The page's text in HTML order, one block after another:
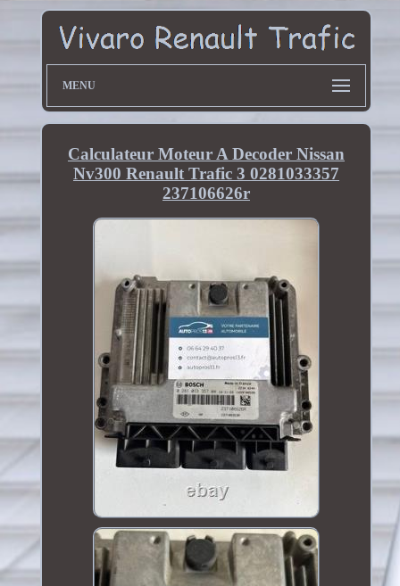
MENU
Calculateur Moteur A Decoder Nissan
Nv300 Renault Trafic 3 0281033357
237106626r